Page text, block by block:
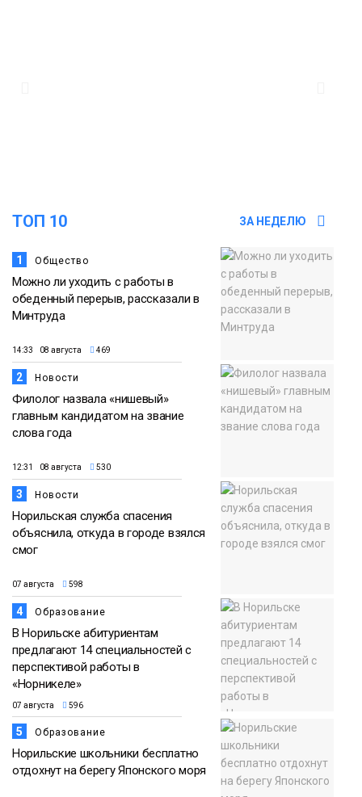
Новости
ТОП 10 ЗА НЕДЕЛЮ
1 Общество
Можно ли уходить с работы в
обеденный перерыв, рассказали в
Минтруда
14:33 08 августа 469
2 Новости
Филолог назвала «нишевый»
главным кандидатом на звание
слова года
12:31 08 августа 530
3 Новости
Норильская служба спасения
объяснила, откуда в городе взялся
смог
07 августа 598
4 Образование
В Норильске абитуриентам
предлагают 14 специальностей с
перспективой работы в
«Норникеле»
07 августа 596
5 Образование
Норильские школьники бесплатно
отдохнут на берегу Японского моря